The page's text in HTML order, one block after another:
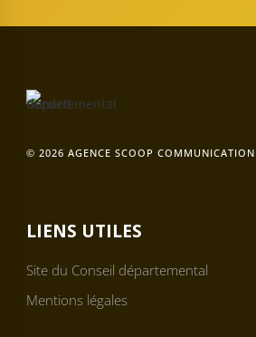
© 2026 AGENCE SCOOP COMMUNICATION
LIENS UTILES
Site du Conseil départemental
Mentions légales